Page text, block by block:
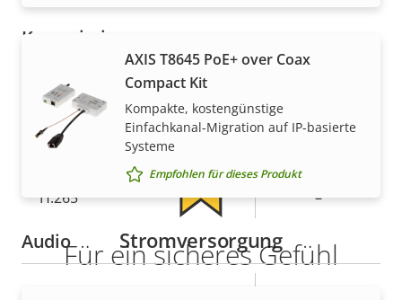
Komprimierung
Eigentumsbeschreibung
Zipstream
H.264
Baseline,
H.265 –
Audio
AXIS T8645 PoE+ over Coax
Compact Kit
Kompakte, kostengünstige
Einfachkanal-Migration auf IP-basierte
Systeme
Empfohlen für dieses Produkt
Stromversorgung
Gewährleistung
Für ein sicheres Gefühl